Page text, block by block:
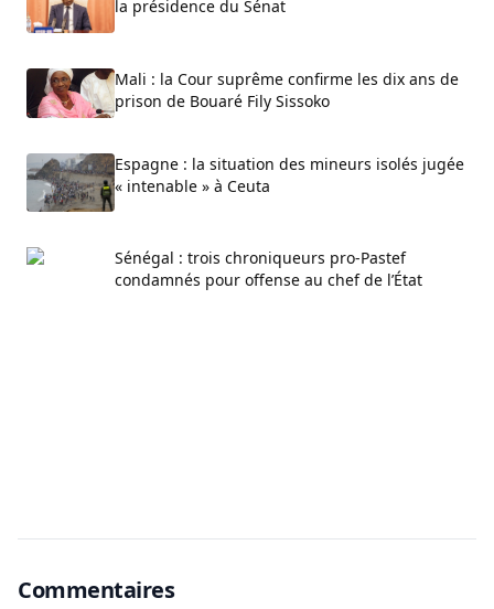
la présidence du Sénat
Mali : la Cour suprême confirme les dix ans de
prison de Bouaré Fily Sissoko
Espagne : la situation des mineurs isolés jugée
« intenable » à Ceuta
Sénégal : trois chroniqueurs pro-Pastef
condamnés pour offense au chef de l’État
Commentaires